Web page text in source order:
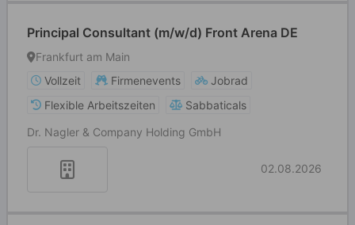
Principal Consultant (m/w/d) Front Arena DE
Frankfurt am Main
Vollzeit
Firmenevents
Jobrad
Flexible Arbeitszeiten
Sabbaticals
Dr. Nagler & Company Holding GmbH
02.08.2026